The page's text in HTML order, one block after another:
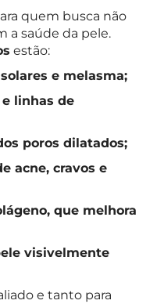
quem busca não
a saúde da pele.
estão:
e melasma;
linhas de
poros dilatados;
acne, cravos e
que melhora
visivelmente
e tanto para